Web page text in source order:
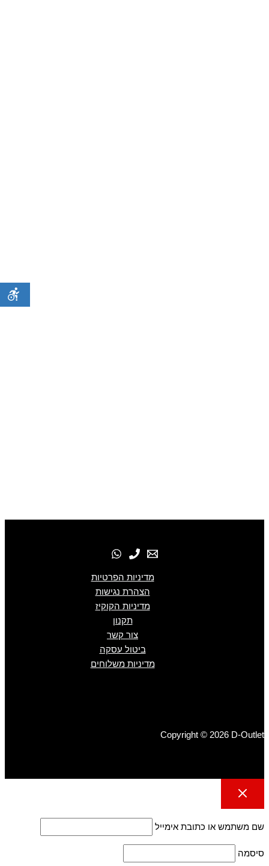
מדיניות הפרטיות
הצהרת נגישות
מדיניות הקוקיז
תקנון
צור קשר
ביטול עסקה
מדיניות משלוחים
Copyright © 2026 D-Outlet
שם משתמש או כתובת אימייל
סיסמה